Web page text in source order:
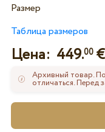
Размер
Таблица размеров
Цена: 449.00€
Архивный товар.
отличаться. Перед